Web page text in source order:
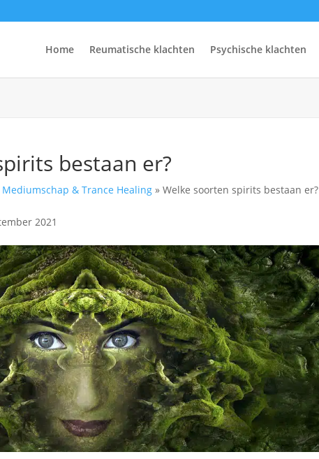
Home Reumatische klachten Psychische klachten
bestaan er?
Mediumschap & Trance Healing » Welke soorten spirits bestaan er?
2021